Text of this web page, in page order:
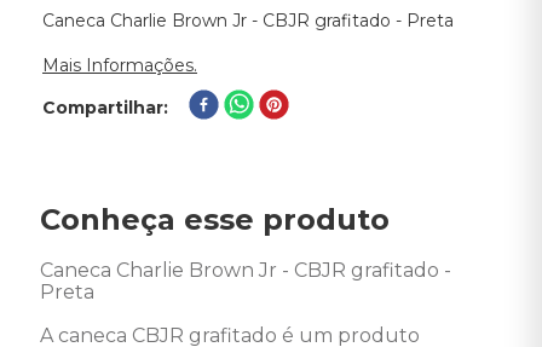
Caneca Charlie Brown Jr - CBJR grafitado - Preta
Mais Informações.
Compartilhar
Conheça esse produto
Caneca Charlie Brown Jr - CBJR grafitado -
Preta
A caneca CBJR grafitado é um produto